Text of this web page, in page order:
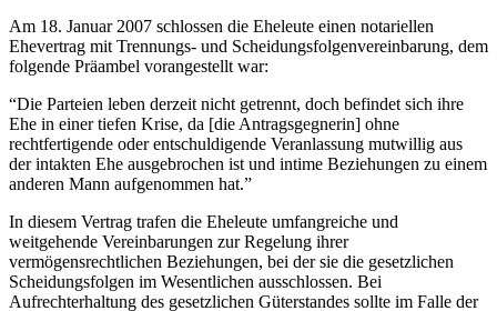
Am 18. Januar 2007 schlossen die Eheleute einen notariellen
Ehevertrag mit Trennungs- und Scheidungsfolgenvereinbarung, dem
folgende Präambel vorangestellt war:
“Die Parteien leben derzeit nicht getrennt, doch befindet sich ihre
Ehe in einer tiefen Krise, da [die Antragsgegnerin] ohne
rechtfertigende oder entschuldigende Veranlassung mutwillig aus
der intakten Ehe ausgebrochen ist und intime Beziehungen zu einem
anderen Mann aufgenommen hat.”
In diesem Vertrag trafen die Eheleute umfangreiche und
weitgehende Vereinbarungen zur Regelung ihrer
vermögensrechtlichen Beziehungen, bei der sie die gesetzlichen
Scheidungsfolgen im Wesentlichen ausschlossen. Bei
Aufrechterhaltung des gesetzlichen Güterstandes sollte im Falle der